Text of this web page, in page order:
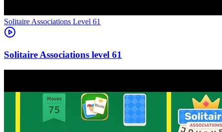
Level 61
61